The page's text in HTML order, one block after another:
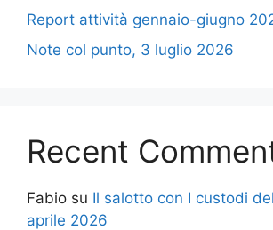
Report attività gennaio-giugno
Note col punto, 3 luglio 2026
Recent
Fabio su Il salotto con I custodi
aprile 2026